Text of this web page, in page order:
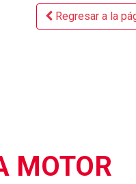
Regresar a la
MOTOR